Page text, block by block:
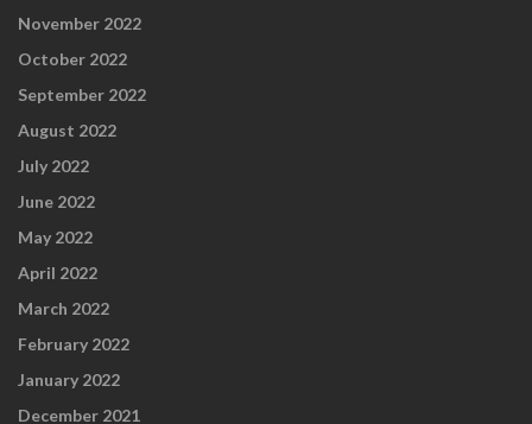
November 2022
October 2022
September 2022
August 2022
July 2022
June 2022
May 2022
April 2022
March 2022
February 2022
January 2022
December 2021